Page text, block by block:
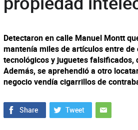
Detectaron en calle Manuel Montt
mantenía miles de artículos entre
tecnológicos y juguetes falsificados,
Además, se aprehendió a otro
negocio vendía cigarrillos de